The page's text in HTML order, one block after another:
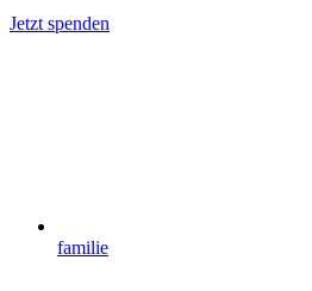
Jetzt spenden
familie